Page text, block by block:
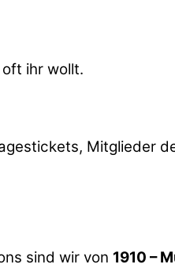
ihr wollt.
Mitglieder
sind wir von 1910 –